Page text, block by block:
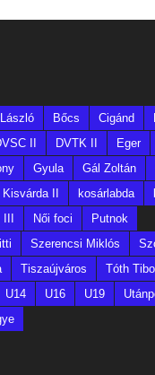
Bőcs Cigánd
II DVTK II Eger
Gyula Gál Zoltán
Kisvárda II kosárlabda
Női foci
Putnok
Szerencsi Miklós
Tiszaújváros Tóth
U14 U16 U19